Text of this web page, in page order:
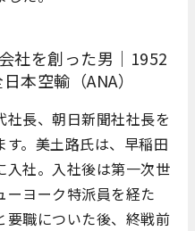
社を創った男｜1952
本空輸（ANA）
長、朝日新聞社社長を
。美土路氏は、早稲田
入社。入社後は第一次世
ーヨーク特派員を経た
要職についた後、終戦前